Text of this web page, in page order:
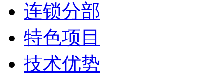
连锁分部
特色项目
技术优势